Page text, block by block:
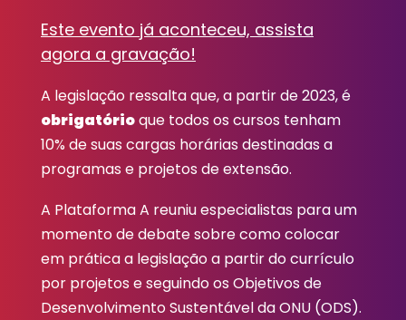
Este evento já aconteceu, assista
agora a gravação!
A legislação ressalta que, a partir de 2023, é
obrigatórioque todos os cursos tenham
10% de suas cargas horárias destinadas a
programas e projetos de extensão.
A Plataforma A reuniu especialistas para um
momento de debate sobre como colocar
em prática a legislação a partir do currículo
por projetos e seguindo os Objetivos de
Desenvolvimento Sustentável da ONU (ODS).